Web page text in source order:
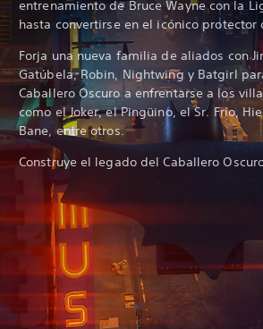
entrenamiento de Bruce Wayne con la
hasta convertirse en el icónico protector
Forja una nueva familia de aliados con
Gatúbela, Robin, Nightwing y Batgirl
Caballero Oscuro a enfrentarse a los
como el Joker, el Pingüino, el Sr. Frío,
Bane, entre otros.
Construye el legado del Caballero